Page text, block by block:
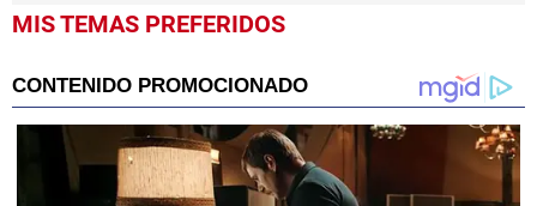
MIS TEMAS PREFERIDOS